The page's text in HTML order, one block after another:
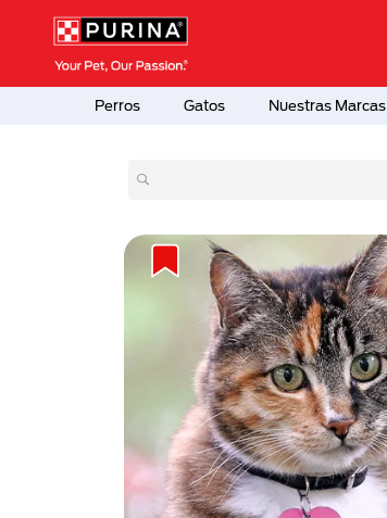
Pasar al contenido principal
Menú Secundario Purina
Menú Principal Purina
Perros Gatos Nuestras Marcas